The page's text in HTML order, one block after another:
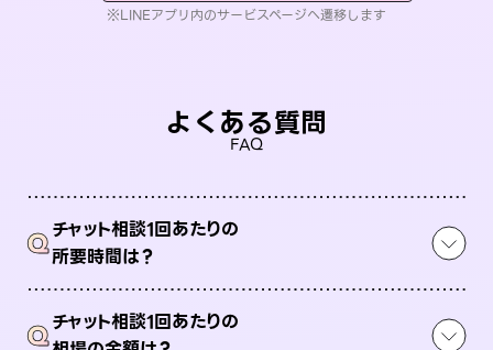
※LINEアプリ内のサービスページへ遷移します
よくある質問
FAQ
Qチャット相談1回あたりの
所要時間は？
Qチャット相談1回あたりの